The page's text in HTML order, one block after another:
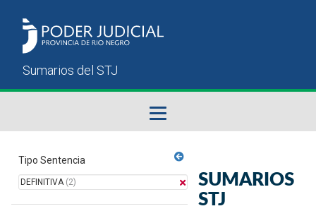
Sumarios del STJ
Tipo Sentencia
DEFINITIVA(2)
SUMARIOS
STJ